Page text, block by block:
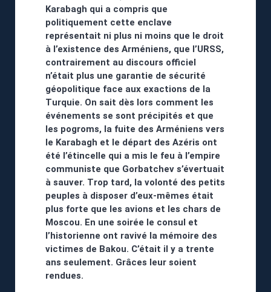
Karabagh qui a compris que
politiquement cette enclave
représentait ni plus ni moins que le droit
à l’existence des Arméniens, que l’URSS,
contrairement au discours officiel
n’était plus une garantie de sécurité
géopolitique face aux exactions de la
Turquie. On sait dès lors comment les
événements se sont précipités et que
les pogroms, la fuite des Arméniens vers
le Karabagh et le départ des Azéris ont
été l’étincelle qui a mis le feu à l’empire
communiste que Gorbatchev s’évertuait
à sauver. Trop tard, la volonté des petits
peuples à disposer d’eux-mêmes était
plus forte que les avions et les chars de
Moscou. En une soirée le consul et
l’historienne ont ravivé la mémoire des
victimes de Bakou. C’était il y a trente
ans seulement. Grâces leur soient
rendues.